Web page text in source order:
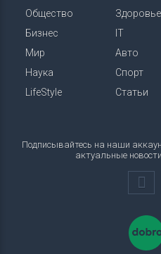
Общество
Бизнес
Мир
Наука
LifeStyle
Здоровье
IT
Авто
Спорт
Статьи
Подписывайтесь на наши
актуальные